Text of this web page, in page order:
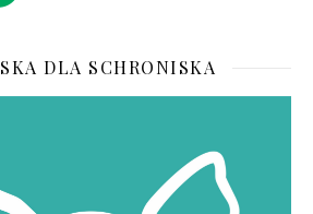
DLA SCHRONISKA